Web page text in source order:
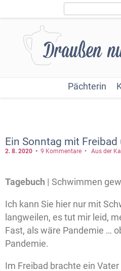
Pächterin
Ein Sonntag mit
2. 8. 2020 9 Kommentare Aus der
Tagebuch | Schwimmen
Ich kann Sie hier nur mit
langweilen, es tut mir leid,
Fast, als wäre Pandemie …
Pandemie.
Im Freibad brachte ein